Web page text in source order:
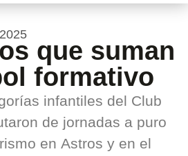
que suman
formativo
infantiles del Club
de jornadas a puro
en Astros y en el